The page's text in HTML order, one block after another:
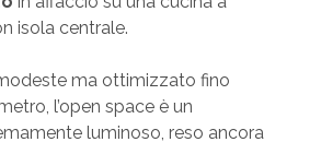
isola centrale.
ma ottimizzato fino
l’open space è un
luminoso, reso ancora